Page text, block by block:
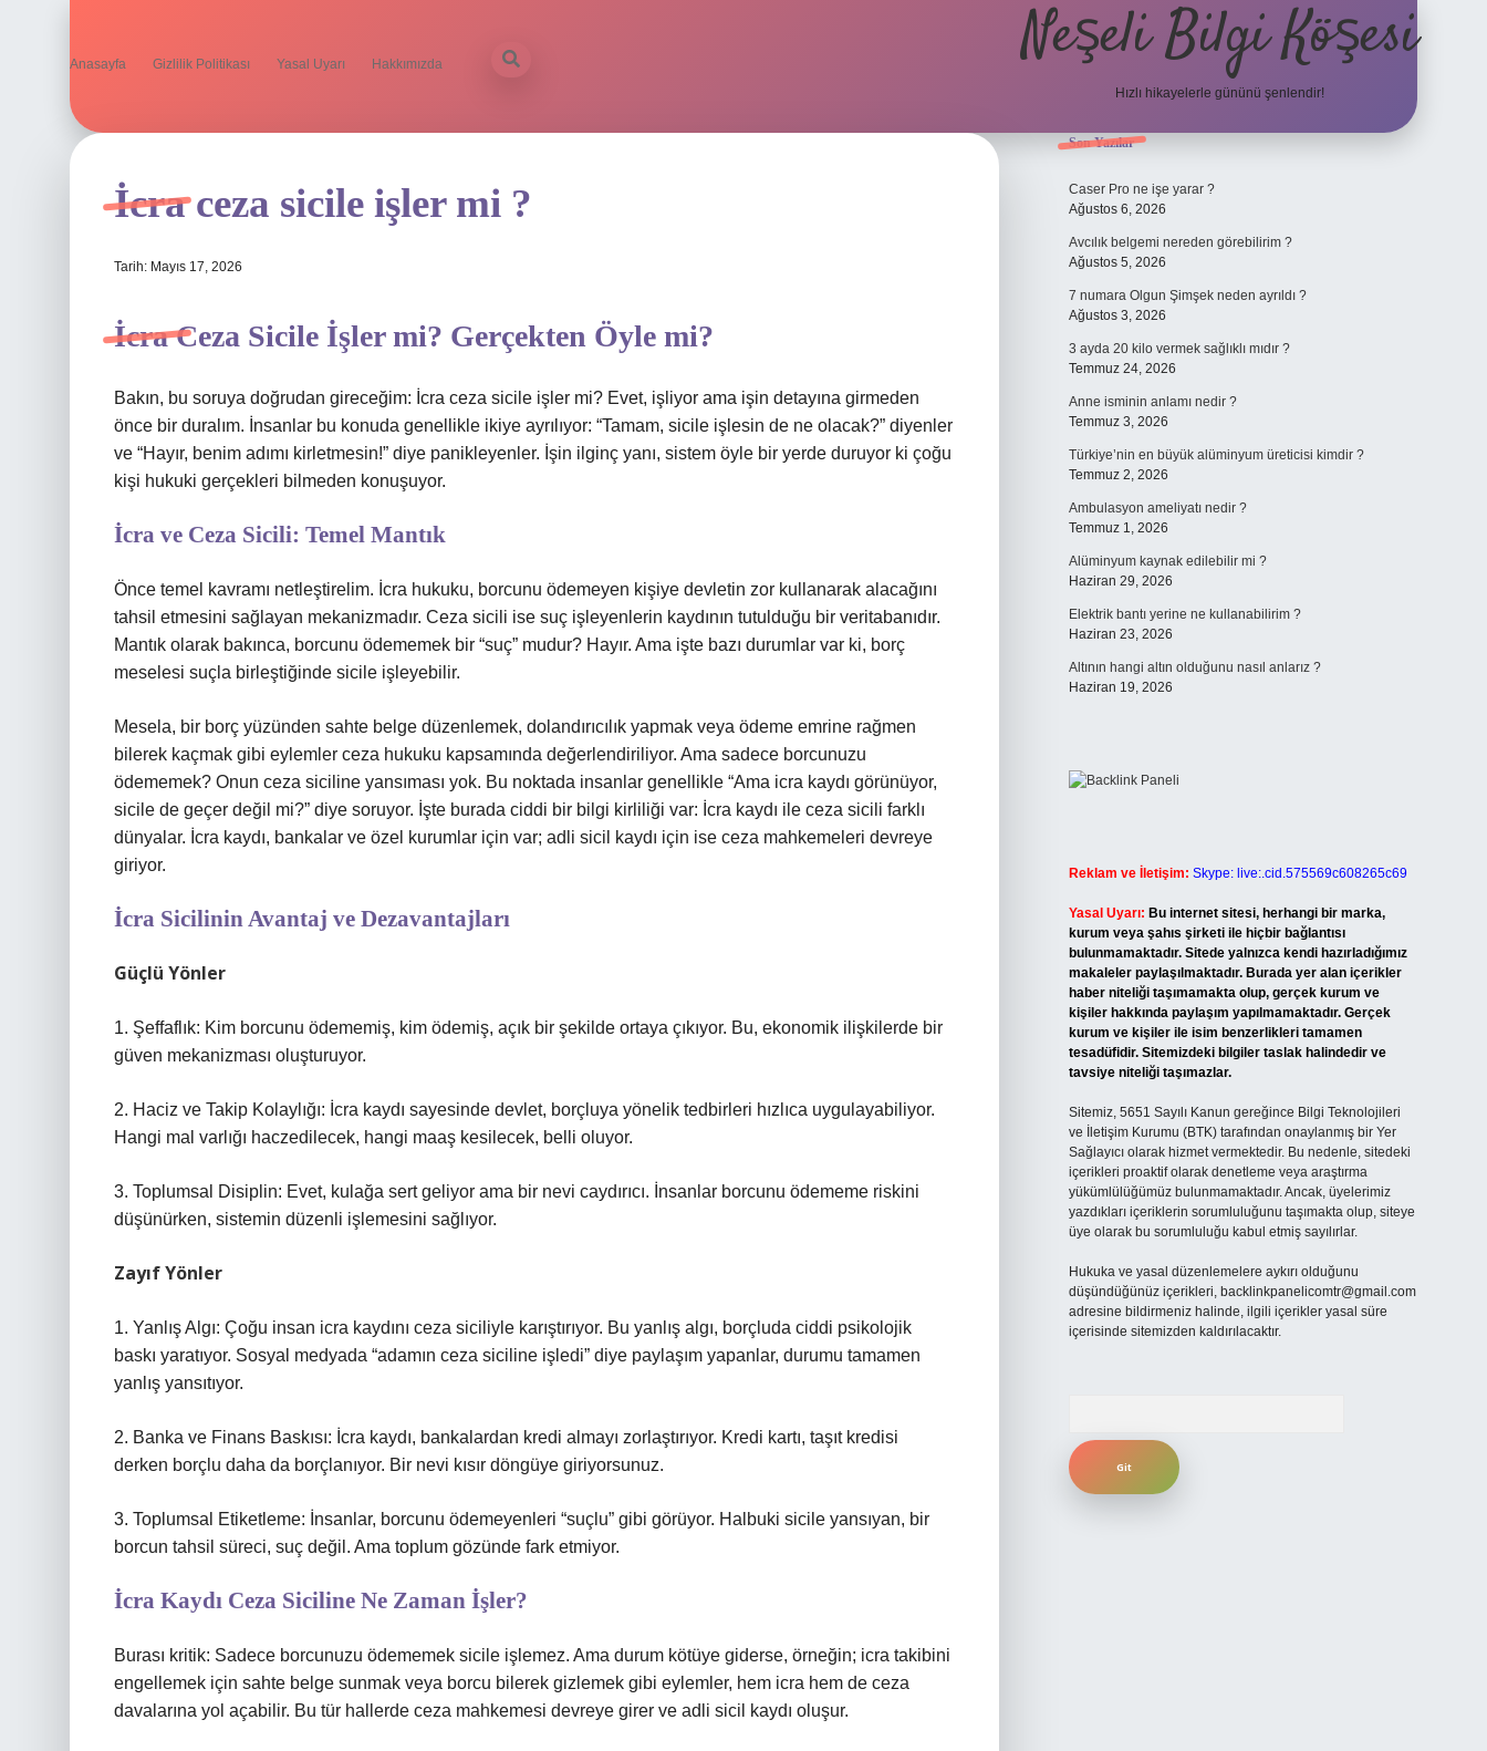
Anasayfa Gizlilik Politikası Yasal Uyarı Hakkımızda Neşeli Bilgi Köşesi
Hızlı hikayelerle gününü şenlendir!
İcra ceza sicile işler mi ?
Tarih: Mayıs 17, 2026
İcra Ceza Sicile İşler mi? Gerçekten Öyle mi?
Bakın, bu soruya doğrudan gireceğim: İcra ceza sicile işler mi? Evet, işliyor ama işin detayına girmeden
önce bir duralım. İnsanlar bu konuda genellikle ikiye ayrılıyor: “Tamam, sicile işlesin de ne olacak?” diyenler
ve “Hayır, benim adımı kirletmesin!” diye panikleyenler. İşin ilginç yanı, sistem öyle bir yerde duruyor ki çoğu
kişi hukuki gerçekleri bilmeden konuşuyor.
İcra ve Ceza Sicili: Temel Mantık
Önce temel kavramı netleştirelim. İcra hukuku, borcunu ödemeyen kişiye devletin zor kullanarak alacağını
tahsil etmesini sağlayan mekanizmadır. Ceza sicili ise suç işleyenlerin kaydının tutulduğu bir veritabanıdır.
Mantık olarak bakınca, borcunu ödememek bir “suç” mudur? Hayır. Ama işte bazı durumlar var ki, borç
meselesi suçla birleştiğinde sicile işleyebilir.
Mesela, bir borç yüzünden sahte belge düzenlemek, dolandırıcılık yapmak veya ödeme emrine rağmen
bilerek kaçmak gibi eylemler ceza hukuku kapsamında değerlendiriliyor. Ama sadece borcunuzu
ödememek? Onun ceza siciline yansıması yok. Bu noktada insanlar genellikle “Ama icra kaydı görünüyor,
sicile de geçer değil mi?” diye soruyor. İşte burada ciddi bir bilgi kirliliği var: İcra kaydı ile ceza sicili farklı
dünyalar. İcra kaydı, bankalar ve özel kurumlar için var; adli sicil kaydı için ise ceza mahkemeleri devreye
giriyor.
İcra Sicilinin Avantaj ve Dezavantajları
Güçlü Yönler
1. Şeffaflık: Kim borcunu ödememiş, kim ödemiş, açık bir şekilde ortaya çıkıyor. Bu, ekonomik ilişkilerde bir
güven mekanizması oluşturuyor.
2. Haciz ve Takip Kolaylığı: İcra kaydı sayesinde devlet, borçluya yönelik tedbirleri hızlıca uygulayabiliyor.
Hangi mal varlığı haczedilecek, hangi maaş kesilecek, belli oluyor.
3. Toplumsal Disiplin: Evet, kulağa sert geliyor ama bir nevi caydırıcı. İnsanlar borcunu ödememe riskini
düşünürken, sistemin düzenli işlemesini sağlıyor.
Zayıf Yönler
1. Yanlış Algı: Çoğu insan icra kaydını ceza siciliyle karıştırıyor. Bu yanlış algı, borçluda ciddi psikolojik
baskı yaratıyor. Sosyal medyada “adamın ceza siciline işledi” diye paylaşım yapanlar, durumu tamamen
yanlış yansıtıyor.
2. Banka ve Finans Baskısı: İcra kaydı, bankalardan kredi almayı zorlaştırıyor. Kredi kartı, taşıt kredisi
derken borçlu daha da borçlanıyor. Bir nevi kısır döngüye giriyorsunuz.
3. Toplumsal Etiketleme: İnsanlar, borcunu ödemeyenleri “suçlu” gibi görüyor. Halbuki sicile yansıyan, bir
borcun tahsil süreci, suç değil. Ama toplum gözünde fark etmiyor.
İcra Kaydı Ceza Siciline Ne Zaman İşler?
Burası kritik: Sadece borcunuzu ödememek sicile işlemez. Ama durum kötüye giderse, örneğin; icra takibini
engellemek için sahte belge sunmak veya borcu bilerek gizlemek gibi eylemler, hem icra hem de ceza
davalarına yol açabilir. Bu tür hallerde ceza mahkemesi devreye girer ve adli sicil kaydı oluşur.
Sidebar
Son Yazılar
Caser Pro ne işe yarar ?
Ağustos 6, 2026
Avcılık belgemi nereden görebilirim ?
Ağustos 5, 2026
7 numara Olgun Şimşek neden ayrıldı ?
Ağustos 3, 2026
3 ayda 20 kilo vermek sağlıklı mıdır ?
Temmuz 24, 2026
Anne isminin anlamı nedir ?
Temmuz 3, 2026
Türkiye’nin en büyük alüminyum üreticisi kimdir ?
Temmuz 2, 2026
Ambulasyon ameliyatı nedir ?
Temmuz 1, 2026
Alüminyum kaynak edilebilir mi ?
Haziran 29, 2026
Elektrik bantı yerine ne kullanabilirim ?
Haziran 23, 2026
Altının hangi altın olduğunu nasıl anlarız ?
Haziran 19, 2026
Reklam ve İletişim: Skype: live:.cid.575569c608265c69
Yasal Uyarı: Bu internet sitesi, herhangi bir marka,
kurum veya şahıs şirketi ile hiçbir bağlantısı
bulunmamaktadır. Sitede yalnızca kendi hazırladığımız
makaleler paylaşılmaktadır. Burada yer alan içerikler
haber niteliği taşımamakta olup, gerçek kurum ve
kişiler hakkında paylaşım yapılmamaktadır. Gerçek
kurum ve kişiler ile isim benzerlikleri tamamen
tesadüfidir. Sitemizdeki bilgiler taslak halindedir ve
tavsiye niteliği taşımazlar.
Sitemiz, 5651 Sayılı Kanun gereğince Bilgi Teknolojileri
ve İletişim Kurumu (BTK) tarafından onaylanmış bir Yer
Sağlayıcı olarak hizmet vermektedir. Bu nedenle, sitedeki
içerikleri proaktif olarak denetleme veya araştırma
yükümlülüğümüz bulunmamaktadır. Ancak, üyelerimiz
yazdıkları içeriklerin sorumluluğunu taşımakta olup, siteye
üye olarak bu sorumluluğu kabul etmiş sayılırlar.
Hukuka ve yasal düzenlemelere aykırı olduğunu
düşündüğünüz içerikleri, backlinkpanelicomtr@gmail.com
adresine bildirmeniz halinde, ilgili içerikler yasal süre
içerisinde sitemizden kaldırılacaktır.